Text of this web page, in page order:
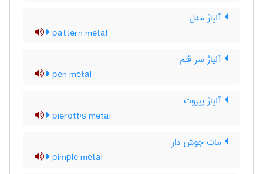
آلیاژ مدل
pattern metal
آلیاژ سر قلم
pen metal
آلیاژ پیروت
pierott's metal
مات جوش دار
pimple metal